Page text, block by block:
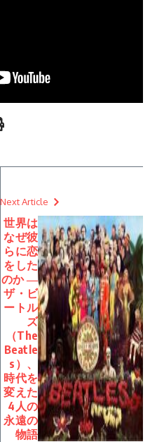
Next Article
世界は
なぜ彼
らに恋
をした
のか ―
ザ・ビ
ートル
ズ
（The
Beatle
s）、
時代を
変えた
4人の
永遠の
物語